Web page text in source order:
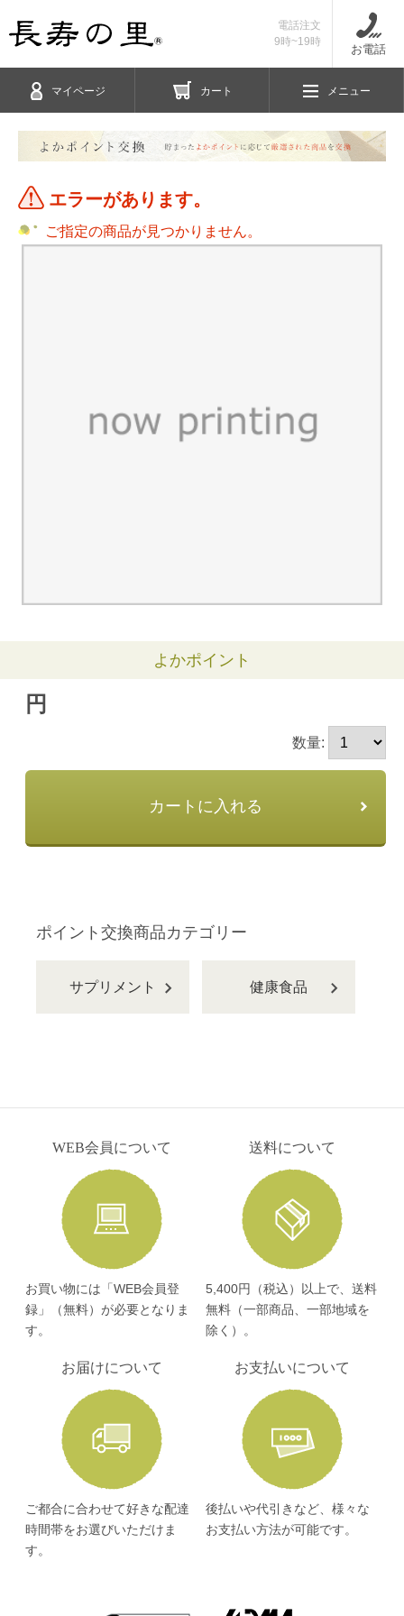
電話注文
9時~19時
お電話
マイページ カート メニュー
エラーがあります。
ご指定の商品が見つかりません。
よかポイント
円
数量:
カートに入れる
ポイント交換商品カテゴリー
サプリメント 健康食品
WEB会員について
お買い物には「WEB会員登
録」（無料）が必要となりま
す。
送料について
5,400円（税込）以上で、送料
無料（一部商品、一部地域を
除く）。
お届けについて
ご都合に合わせて好きな配達
時間帯をお選びいただけま
す。
お支払いについて
後払いや代引きなど、様々な
お支払い方法が可能です。